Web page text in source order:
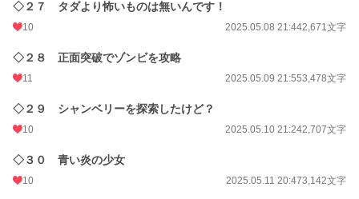
◇２７ タダより怖いものは無いんです！
10 2025.05.08 21:442,671文字
◇２８ 正面突破でゾンビを攻略
11 2025.05.09 21:553,478文字
◇２９ シャンベリーを探索したけど？
10 2025.05.10 21:242,707文字
◇３０ 青い炎の少女
10 2025.05.11 20:473,142文字